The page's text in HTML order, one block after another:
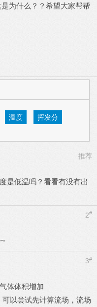
为什么？？希望大家帮帮
温度 挥发分
推荐
是低温吗？看看有没有出
2#
3#
体体积增加
以尝试先计算流场，流场